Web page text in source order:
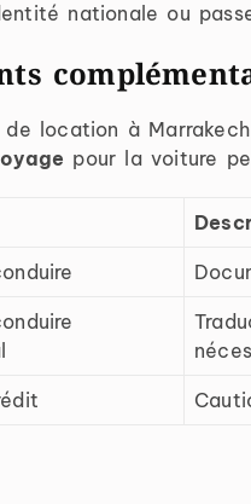
nationale ou
de location à
pour la voiture